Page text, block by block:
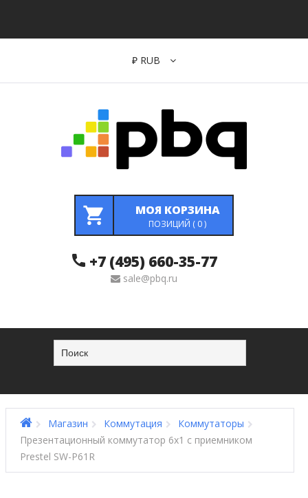
₽ RUB
МОЯ КОРЗИНА
ПОЗИЦИЙ ( 0)
+7 (495) 660-35-77
sale@pbq.ru
Магазин Коммутация
Коммутаторы
Презентационный коммутатор 6х1 с приемником
Prestel SW-P61R